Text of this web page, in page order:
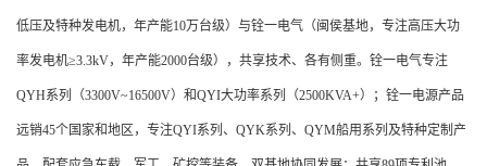
低压及特种发电机，年产能10万台级）与铨一电气（闽侯基地，专注高压大功
率发电机≥3.3kV，年产能2000台级），共享技术、各有侧重。铨一电气专注
QYH系列（3300V~16500V）和QYI大功率系列（2500KVA+）；铨一电源产品
远销45个国家和地区，专注QYI系列、QYK系列、QYM船用系列及特种定制产